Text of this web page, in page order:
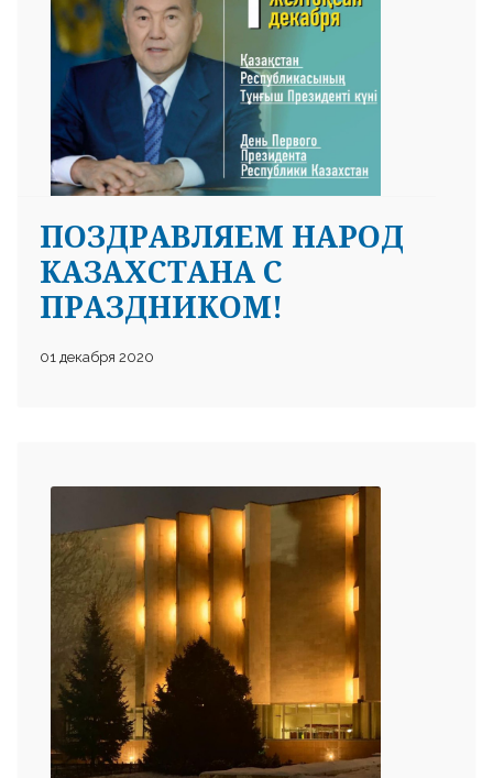
ПОЗДРАВЛЯЕМ НАРОД
КАЗАХСТАНА С
ПРАЗДНИКОМ!
01 декабря 2020